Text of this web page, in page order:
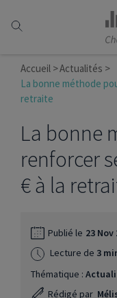
Accueil
Actualités
La bonne méthode
retraite
La bonne
renforcer
€ à la
Publié le 23 Nov
Lecture de 3
Thématique :
Rédigé par